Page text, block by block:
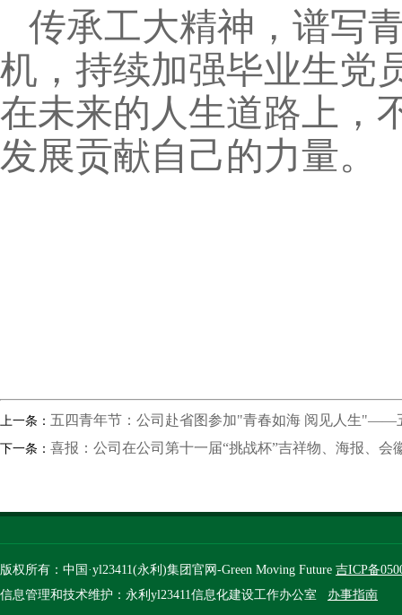
传承工大精神，谱写
机，持续加强毕业生党
在未来的人生道路上，
发展贡献自己的力量。
上一条： 五四青年节：公司赴省图参加"青春如海 阅见人生"——
下一条： 喜报：公司在公司第十一届“挑战杯”吉祥物、海报、会
版权所有：中国·yl23411(永利)集团官网-Green Moving Future 吉ICP备
信息管理和技术维护：永利yl23411信息化建设工作办公室 办事指南